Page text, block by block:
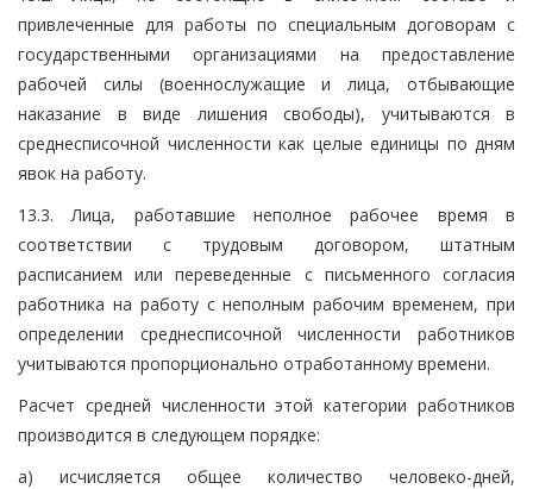
привлеченные для работы по специальным договорам с
государственными организациями на предоставление
рабочей силы (военнослужащие и лица, отбывающие
наказание в виде лишения свободы), учитываются в
среднесписочной численности как целые единицы по дням
явок на работу.
13.3. Лица, работавшие неполное рабочее время в
соответствии с трудовым договором, штатным
расписанием или переведенные с письменного согласия
работника на работу с неполным рабочим временем, при
определении среднесписочной численности работников
учитываются пропорционально отработанному времени.
Расчет средней численности этой категории работников
производится в следующем порядке:
а) исчисляется общее количество человеко-дней,